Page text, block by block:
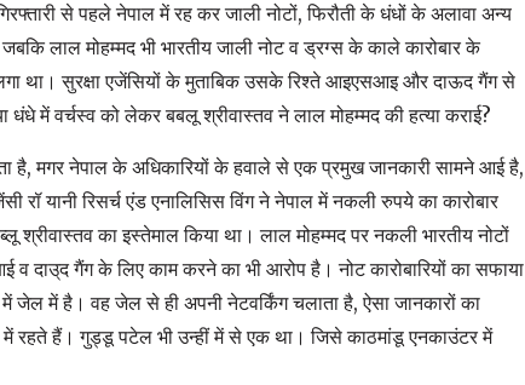
से पहले नेपाल में रह कर जाली नोटों, फिरौती के धंधों के अलावा अन्य
लाल मोहम्मद भी भारतीय जाली नोट व ड्रग्स के काले कारोबार के
लगा था। सुरक्षा एजेंसियों के मुताबिक उसके रिश्ते आइएसआइ और दाऊद गैंग से
में वर्चस्व को लेकर बबलू श्रीवास्तव ने लाल मोहम्मद की हत्या कराई?
है, मगर नेपाल के अधिकारियों के हवाले से एक प्रमुख जानकारी सामने आई है,
रॉ यानी रिसर्च एंड एनालिसिस विंग ने नेपाल में नकली रुपये का कारोबार
का इस्तेमाल किया था। लाल मोहम्मद पर नकली भारतीय नोटों
दाउ्द गैंग के लिए काम करने का भी आरोप है। नोट कारोबारियों का सफाया
में जेल में है। वह जेल से ही अपनी नेटवर्किंग चलाता है, ऐसा जानकारों का
रहते हैं। गुड्डू पटेल भी उन्हीं में से एक था। जिसे काठमांडू एनकाउंटर में